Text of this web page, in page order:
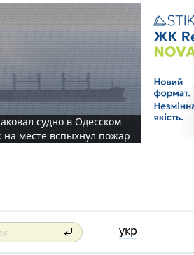
судно в Одесском
на месте вспыхнул пожар
укр